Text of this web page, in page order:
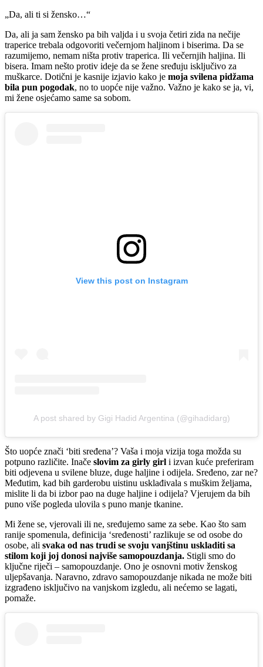
„Da, ali ti si žensko…“
Da, ali ja sam žensko pa bih valjda i u svoja četiri zida na nečije
traperice trebala odgovoriti večernjom haljinom i biserima. Da se
razumijemo, nemam ništa protiv traperica. Ili večernjih haljina. Ili
bisera. Imam nešto protiv ideje da se žene sređuju isključivo za
muškarce. Dotični je kasnije izjavio kako je moja svilena pidžama
bila pun pogodak, no to uopće nije važno. Važno je kako se ja, vi,
mi žene osjećamo same sa sobom.
View this post on Instagram
A post shared by Gigi Hadid Argentina (@gihadidarg)
Što uopće znači ‘biti sređena’? Vaša i moja vizija toga možda su
potpuno različite. Inače slovim za girly girl i izvan kuće preferiram
biti odjevena u svilene bluze, duge haljine i odijela. Sređeno, zar ne?
Međutim, kad bih garderobu uistinu usklađivala s muškim željama,
mislite li da bi izbor pao na duge haljine i odijela? Vjerujem da bih
puno više pogleda ulovila s puno manje tkanine.
Mi žene se, vjerovali ili ne, sređujemo same za sebe. Kao što sam
ranije spomenula, definicija ‘sređenosti’ razlikuje se od osobe do
osobe, ali svaka od nas trudi se svoju vanjštinu uskladiti sa
stilom koji joj donosi najviše samopouzdanja. Stigli smo do
ključne riječi – samopouzdanje. Ono je osnovni motiv ženskog
uljepšavanja. Naravno, zdravo samopouzdanje nikada ne može biti
izgrađeno isključivo na vanjskom izgledu, ali nećemo se lagati,
pomaže.